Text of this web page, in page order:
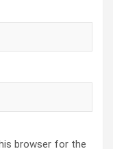
browser for the